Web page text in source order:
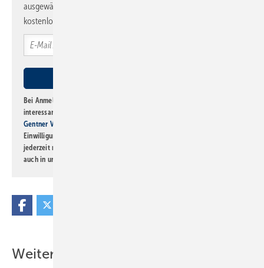
ausgewählte Informationen und Neuigkeiten, gebündelt und
kostenlos direkt ins Postfach.
Bei Anmeldung zu diesem Newsletter bin ich damit einverstanden, über
interessante Verlags- und Online-Angebote
Gentner Verlag GmbH & Co. KG
Einwilligung kann ich jederzeit widerrufen und eine Abmeldung ist
jederzeit möglich. Informationen zum Umgang mit Daten finden Sie
auch in unserer
Weitere Inhalte